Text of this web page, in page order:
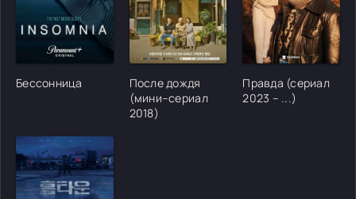
[/xfgiven_cvh_poster_urlcvh_poster_url]
Бессонница
[/xfgiven_cvh_poster_urlcvh_poster_url]
После дождя
(мини–сериал
2018)
[/
Правда (сериал
2023 – ...)